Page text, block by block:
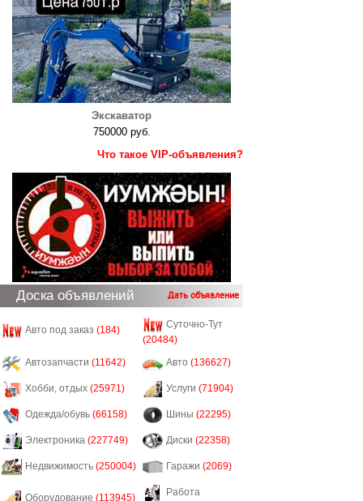
Экскаватор
750000 руб.
Что такое VIP-объявления?
Доска объявлений Дать объявление
Авто под заказ (184)
Суточно-Тут
(20484)
Автозапчасти (11642) Авто (136627)
Хобби, отдых (25971) Услуги (71904)
Одежда/обувь (66158) Шины (22295)
Электроника (227749) Диски (22358)
Недвижимость (250004) Гаражи (2069)
Оборудование (113945)
Работа